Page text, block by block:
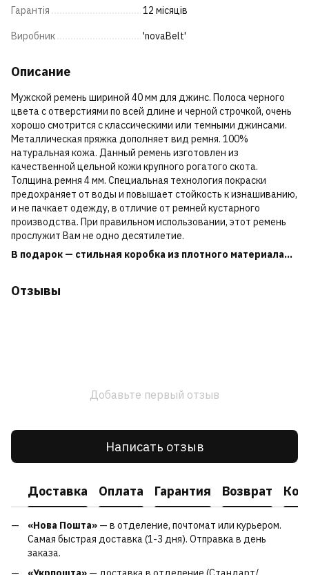
Гарантія 12 місяців
Виробник 'novaBelt'
Описание
Мужской ремень шириной 40 мм для джинс. Полоса черного
цвета с отверстиями по всей длине и черной строчкой, очень
хорошо смотрится с классическими или темными джинсами.
Металлическая пряжка дополняет вид ремня. 100%
натуральная кожа. Данный ремень изготовлен из
качественной цельной кожи крупного рогатого скота.
Толщина ремня 4 мм. Специальная технология покраски
предохраняет от воды и повышает стойкость к изнашиванию,
и не пачкает одежду, в отличие от ремней кустарного
производства. При правильном использовании, этот ремень
прослужит Вам не одно десятилетие.
В подарок — стильная коробка из плотного материала...
Отзывы
Добавьте первый отзыв
Написать отзыв
Доставка Оплата Гарантия Возврат
«Нова Пошта» — в отделение, почтомат или курьером.
Самая быстрая доставка (1-3 дня). Отправка в день
заказа.